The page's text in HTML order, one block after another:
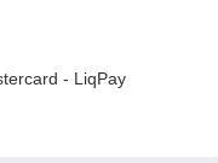
- LiqPay